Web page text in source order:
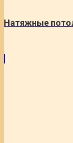
Натяжные